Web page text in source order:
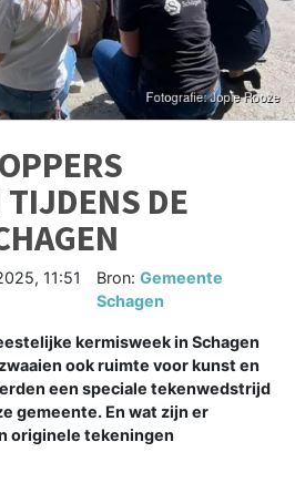
DE
11:51
Bron:Gemeente
Schagen
kermisweek in Schagen
ook ruimte voor kunst en
een speciale tekenwedstrijd
gemeente. En wat zijn er
originele tekeningen